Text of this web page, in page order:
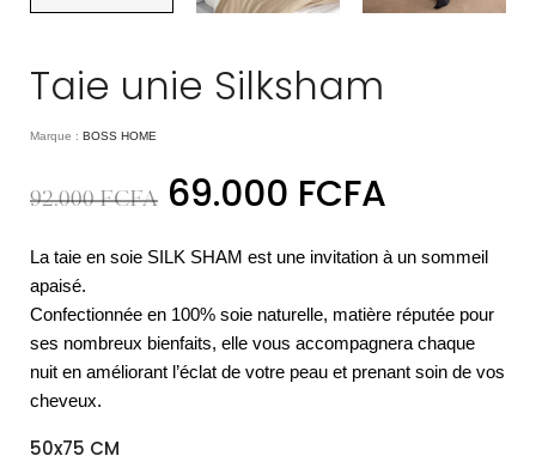
Taie unie Silksham
Marque : BOSS HOME
92.000FCFA 69.000 FCFA
La taie en soie SILK SHAM est une invitation à un sommeil
apaisé.
Confectionnée en 100% soie naturelle, matière réputée pour
ses nombreux bienfaits, elle vous accompagnera chaque
nuit en améliorant l’éclat de votre peau et prenant soin de vos
cheveux.
50x75 CM